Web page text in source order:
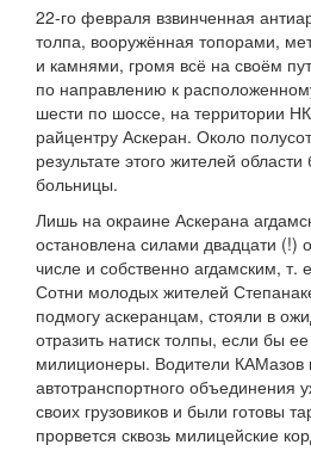
22-го февраля взвинченная
толпа, вооружённая топорами,
и камнями, громя всё на своём
по направлению к
шести по шоссе, на территории
райцентру Аскеран. Около
результате этого жителей
больницы.
Лишь на окраине Аскерана
остановлена силами двадцати (!)
числе и собственно агдамским, т.
Сотни молодых жителей
подмогу аскеранцам, стояли в
отразить натиск толпы, если бы
милиционеры. Водители КАМазов
автотранспортного объединения
своих грузовиков и были готовы
прорвется сквозь милицейские